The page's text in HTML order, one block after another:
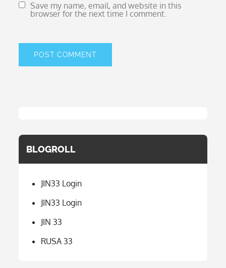
Save my name, email, and website in this
browser for the next time I comment.
BLOGROLL
JIN33 Login
JIN33 Login
JIN 33
RUSA 33